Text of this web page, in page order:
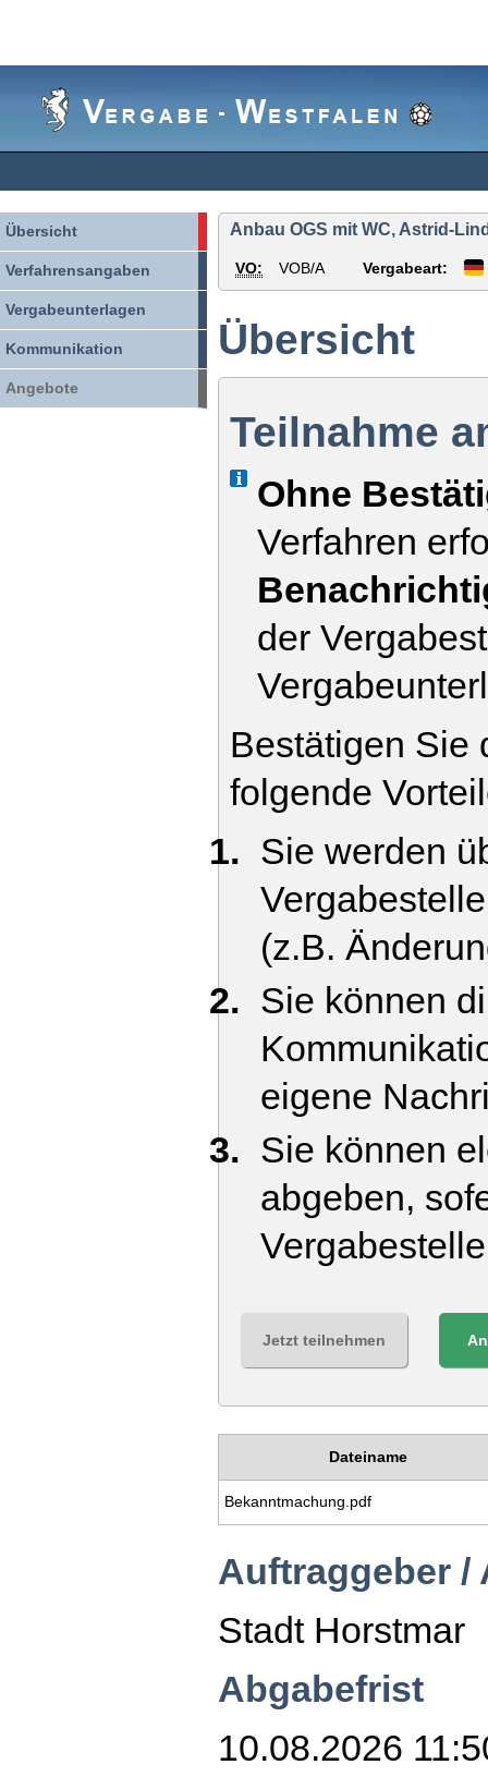
Übersicht
Verfahrensangaben
Vergabeunterlagen
Kommunikation
Angebote
Anbau OGS mit WC, Astrid-
VO: VOB/A Vergabeart:
Übersicht
Teilnahme
Info
Ohne
Verfahren
der
Bestätigen Sie
folgende
Sie werden
(z.B.
Sie können
eigene
Sie können
abgeben,
Jetzt teilnehmen
Dateiname
Bekanntmachung.pdf
Auftraggeber /
Stadt Horstmar
Abgabefrist
10.08.2026